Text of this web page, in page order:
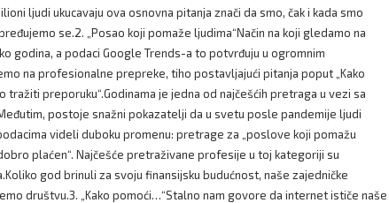
ljudi ukucavaju ova osnovna pitanja znači da smo, čak i kada smo
se.2. „Posao koji pomaže ljudima“Način na koji gledamo na
godina, a podaci Google Trends-a to potvrđuju u ogromnim
na profesionalne prepreke, tiho postavljajući pitanja poput „Kako
tražiti preporuku“.Godinama je jedna od najčešćih pretraga u vezi sa
postoje snažni pokazatelji da u svetu posle pandemije ljudi
videli duboku promenu: pretrage za „poslove koji pomažu
plaćen“. Najčešće pretraživane profesije u toj kategoriji su
god brinuli za svoju finansijsku budućnost, naše zajedničke
društvu.3. „Kako pomoći…“Stalno nam govore da internet ističe naše